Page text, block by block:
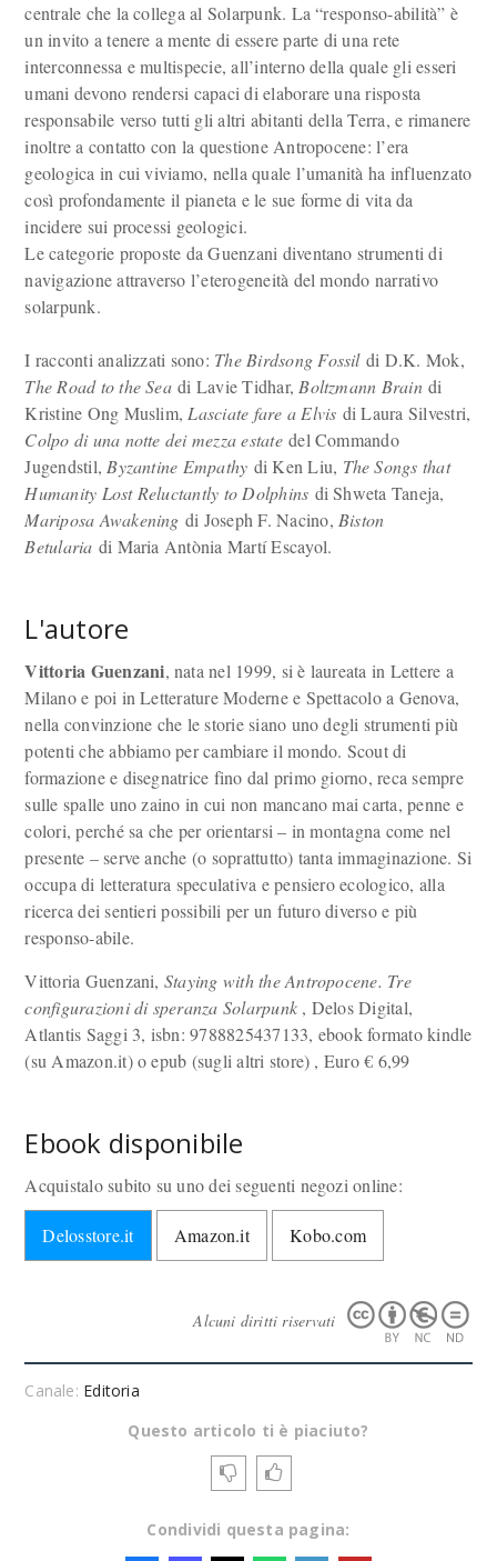
centrale che la collega al Solarpunk. La “responso-abilità” è
un invito a tenere a mente di essere parte di una rete
interconnessa e multispecie, all’interno della quale gli esseri
umani devono rendersi capaci di elaborare una risposta
responsabile verso tutti gli altri abitanti della Terra, e rimanere
inoltre a contatto con la questione Antropocene: l’era
geologica in cui viviamo, nella quale l’umanità ha influenzato
così profondamente il pianeta e le sue forme di vita da
incidere sui processi geologici.
Le categorie proposte da Guenzani diventano strumenti di
navigazione attraverso l’eterogeneità del mondo narrativo
solarpunk.
I racconti analizzati sono: The Birdsong Fossildi D.K. Mok,
The Road to the Seadi Lavie Tidhar,Boltzmann Braindi
Kristine Ong Muslim,Lasciate fare a Elvis di Laura Silvestri,
Colpo di una notte dei mezza estatedel Commando
Jugendstil,Byzantine Empathy di Ken Liu, The Songs that
Humanity Lost Reluctantly to Dolphins di Shweta Taneja,
Mariposa Awakening di Joseph F. Nacino,Biston
Betularia di Maria Antònia Martí Escayol.
L'autore
Vittoria Guenzani, nata nel 1999, si è laureata in Lettere a
Milano e poi in Letterature Moderne e Spettacolo a Genova,
nella convinzione che le storie siano uno degli strumenti più
potenti che abbiamo per cambiare il mondo. Scout di
formazione e disegnatrice fino dal primo giorno, reca sempre
sulle spalle uno zaino in cui non mancano mai carta, penne e
colori, perché sa che per orientarsi – in montagna come nel
presente – serve anche (o soprattutto) tanta immaginazione. Si
occupa di letteratura speculativa e pensiero ecologico, alla
ricerca dei sentieri possibili per un futuro diverso e più
responso-abile.
Vittoria Guenzani, Staying with the Antropocene. Tre
configurazioni di speranza Solarpunk , Delos Digital,
Atlantis Saggi 3, isbn: 9788825437133, ebook formato kindle
(su Amazon.it) o epub (sugli altri store) , Euro€ 6,99
Ebook disponibile
Acquistalo subito su uno dei seguenti negozi online:
Delosstore.it Amazon.it Kobo.com
Alcuni diritti riservati
Canale: Editoria
Questo articolo ti è piaciuto?
Condividi questa pagina: